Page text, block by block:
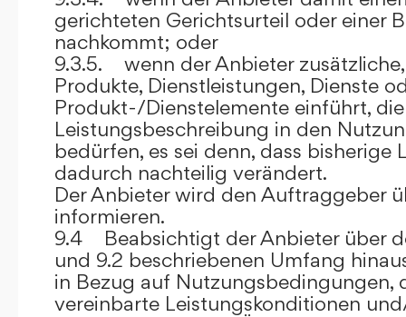
gerichteten Gerichtsurteil oder einer
nachkommt; oder
9.3.5. wenn der Anbieter
Produkte, Dienstleistungen, Dienste
Produkt-/Dienstelemente einführt,
Leistungsbeschreibung in den
bedürfen, es sei denn, dass bisherige
dadurch nachteilig verändert.
Der Anbieter wird den Auftraggeber
informieren.
9.4 Beabsichtigt der Anbieter über
und 9.2 beschriebenen Umfang
in Bezug auf Nutzungsbedingungen,
vereinbarte Leistungskonditionen